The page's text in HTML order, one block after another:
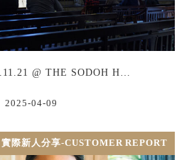
@ THE SODOH H…
2025-04-09
實際新人分享-CUSTOMER REPORT